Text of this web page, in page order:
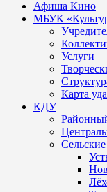
Афиша Кино
МБУК
Услуги
Карта
КДУ